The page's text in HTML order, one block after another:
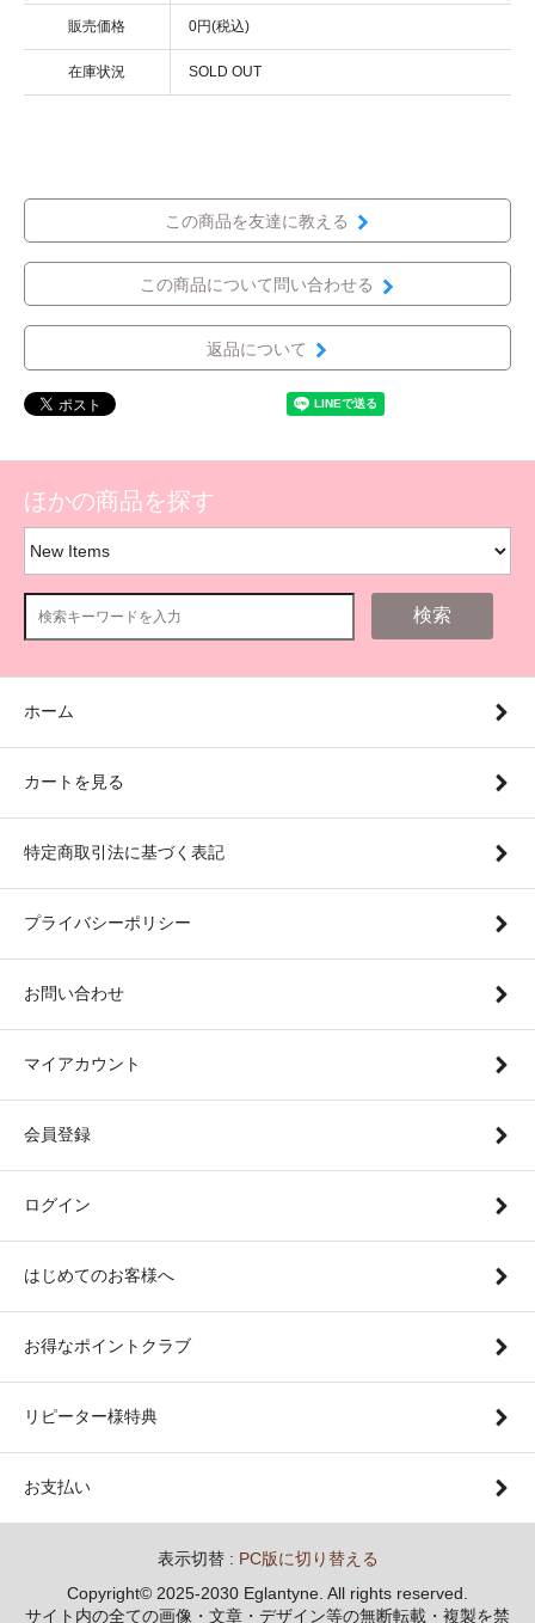
販売価格 0円(税込)
在庫状況 SOLD OUT
この商品を友達に教える
この商品について問い合わせる
返品について
ほかの商品を探す
検索
ホーム
カートを見る
特定商取引法に基づく表記
プライバシーポリシー
お問い合わせ
マイアカウント
会員登録
ログイン
はじめてのお客様へ
お得なポイントクラブ
リピーター様特典
お支払い
表示切替 : PC版に切り替える
Copyright© 2025-2030 Eglantyne. All rights reserved.
サイト内の全ての画像・文章・デザイン等の無断転載・複製を禁